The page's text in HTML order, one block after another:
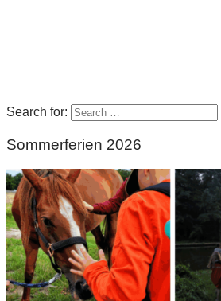
Search for:
Sommerferien 2026